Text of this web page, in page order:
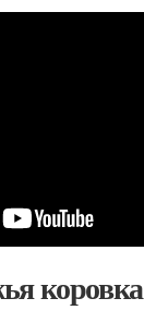
коровка